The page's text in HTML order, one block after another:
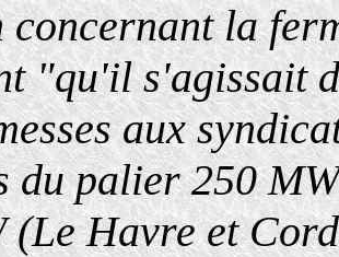
concernant la
"qu'il s'agissait
aux
du palier 250
(Le Havre et